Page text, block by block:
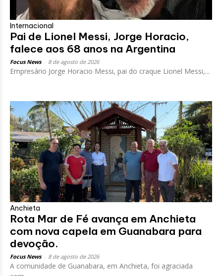
Internacional
Pai de Lionel Messi, Jorge Horacio,
falece aos 68 anos na Argentina
Focus News 8 de agosto de 2026
Empresário Jorge Horacio Messi, pai do craque Lionel Messi,...
Anchieta
Rota Mar de Fé avança em Anchieta
com nova capela em Guanabara para
devoção.
Focus News 8 de agosto de 2026
A comunidade de Guanabara, em Anchieta, foi agraciada